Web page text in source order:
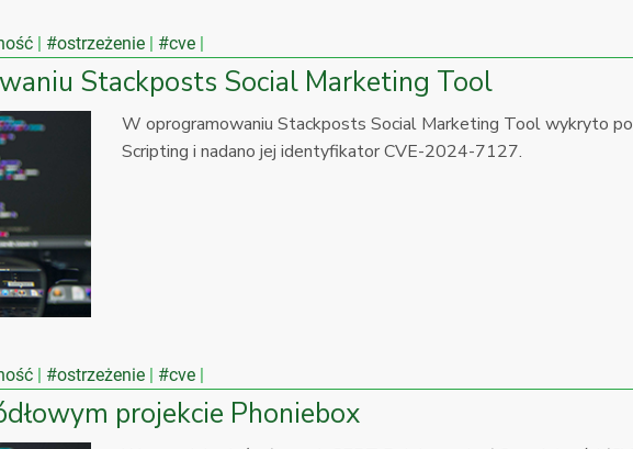
#ostrzeżenie #cve
Stackposts Social Marketing Tool
W oprogramowaniu Stackposts Social Marketing Tool wykryto
Scripting i nadano jej identyfikator CVE-2024-7127.
#ostrzeżenie #cve
projekcie Phoniebox